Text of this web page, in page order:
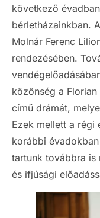
következő
bérletházainkban.
Molnár Ferenc
rendezésében.
közönség a
című drámát,
Ezek mellett a régi
korábbi
tartunk továbbra
és ifjúsági